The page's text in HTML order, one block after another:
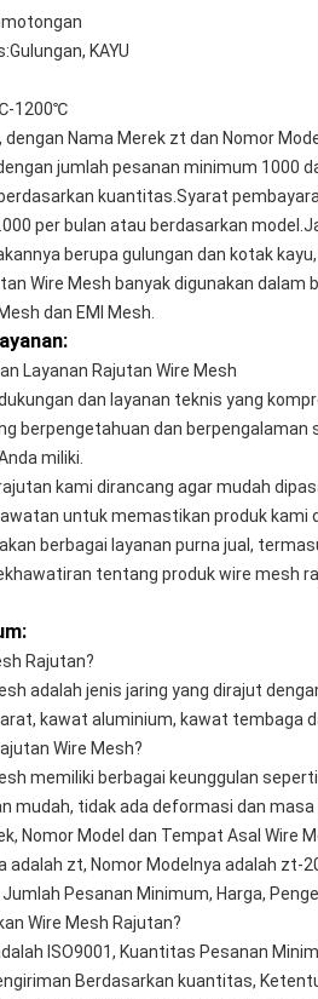
Gulungan, KAYU
1200℃
dengan Nama Merek zt dan Nomor
jumlah pesanan minimum 1000
kuantitas.Syarat
per bulan atau berdasarkan
berupa gulungan dan kotak
Wire Mesh banyak digunakan dalam
dan EMI Mesh.
Layanan Rajutan Wire Mesh
dan layanan teknis yang
berpengetahuan dan
miliki.
kami dirancang agar mudah
untuk memastikan produk kami
berbagai layanan purna jual,
tentang produk wire mesh
Rajutan?
adalah jenis jaring yang dirajut
kawat aluminium, kawat tembaga
Wire Mesh?
memiliki berbagai keunggulan
mudah, tidak ada deformasi dan masa
Nomor Model dan Tempat Asal Wire
adalah zt, Nomor Modelnya adalah zt-
Pesanan Minimum, Harga,
Wire Mesh Rajutan?
ISO9001, Kuantitas Pesanan
Berdasarkan kuantitas,